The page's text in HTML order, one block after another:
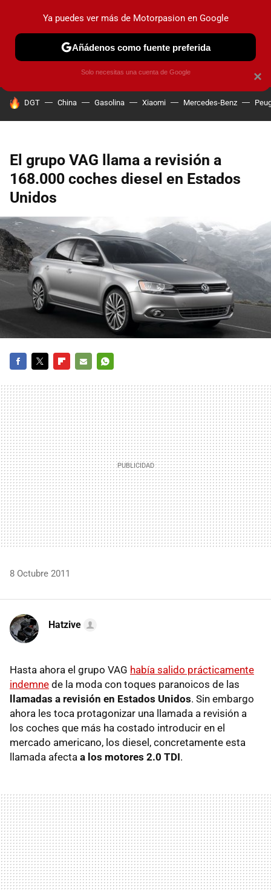
PRUEBAS COCHES ELÉCTRICOS OBSERVATORIO
HOY SE HABLA DE
DGT China Gasolina Xiaomi Mercedes-Benz
El grupo VAG llama a revisión a
168.000 coches diesel en Estados
Unidos
MAIL
8 Octubre 2011
Hatzive
Hasta ahora el grupo VAG había salido prácticamente
indemne de la moda con toques paranoicos de las
llamadas a revisión en Estados Unidos. Sin embargo
ahora les toca protagonizar una llamada a revisión a
los coches que más ha costado introducir en el
mercado americano, los diesel, concretamente esta
llamada afecta a los motores 2.0 TDI.
×
Ya puedes ver más de Motorpasion en Google
Añádenos como fuente preferida
Solo necesitas una cuenta de Google